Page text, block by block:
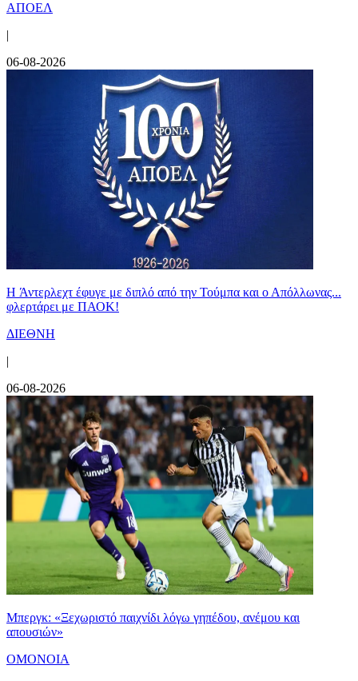
ΑΠΟΕΛ
|
06-08-2026
H Άντερλεχτ έφυγε με διπλό από την Τούμπα και ο Απόλλωνας...
φλερτάρει με ΠΑΟΚ!
ΔΙΕΘΝΗ
|
06-08-2026
Μπεργκ: «Ξεχωριστό παιχνίδι λόγω γηπέδου, ανέμου και
απουσιών»
ΟΜΟΝΟΙΑ